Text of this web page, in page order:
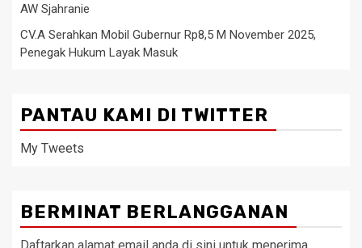
AW Sjahranie
CV.A Serahkan Mobil Gubernur Rp8,5 M November 2025,
Penegak Hukum Layak Masuk
PANTAU KAMI DI TWITTER
My Tweets
BERMINAT BERLANGGANAN